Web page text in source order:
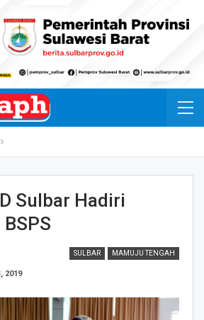
Sulbar Hadiri
SULBAR MAMUJU TENGAH
2019